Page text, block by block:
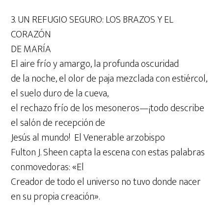
3. UN REFUGIO SEGURO: LOS BRAZOS Y EL
CORAZÓN
DE MARÍA
El aire frío y amargo, la profunda oscuridad
de la noche, el olor de paja mezclada con estiércol,
el suelo duro de la cueva,
el rechazo frío de los mesoneros—¡todo describe
el salón de recepción de
Jesús al mundo! El Venerable arzobispo
Fulton J. Sheen capta la escena con estas palabras
conmovedoras: «El
Creador de todo el universo no tuvo donde nacer
en su propia creación».